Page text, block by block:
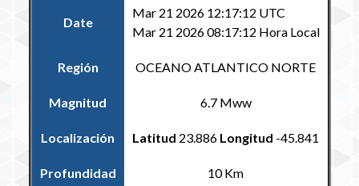
Date
Mar 21 2026 12:17:12 UTC
Mar 21 2026 08:17:12 Hora Local
Región OCEANO ATLANTICO NORTE
Magnitud 6.7 Mww
Localización Latitud 23.886 Longitud -45.841
Profundidad 10 Km